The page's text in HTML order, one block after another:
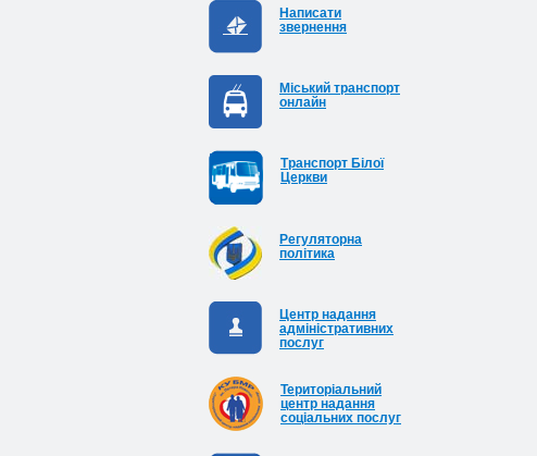
Написати
звернення
Міський транспорт
онлайн
Транспорт Білої
Церкви
Регуляторна
політика
Центр надання
адміністративних
послуг
Територіальний
центр надання
соціальних послуг